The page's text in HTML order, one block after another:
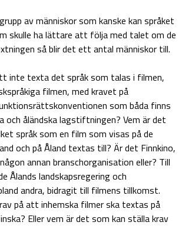
av människor som kanske kan språket
skulle ha lättare att följa med talet om de
så blir det ett antal människor till.
inte texta det språk som talas i filmen,
filmen, med kravet på
som båda finns
och åländska lagstiftningen? Vem är det
språk som en film som visas på de
och på Åland textas till? Är det Finnkino,
annan branschorganisation eller? Till
Ålands landskapsregering och
andra, bidragit till filmens tillkomst.
på att inhemska filmer ska textas på
Eller vem är det som kan ställa krav